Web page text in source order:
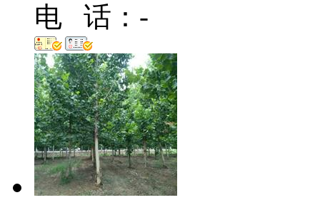
电 话：-